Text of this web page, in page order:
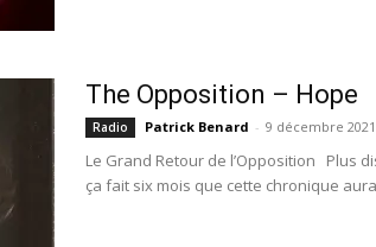
The Opposition – Hope
Radio Patrick Benard - 9 décembre 2021
Le Grand Retour de l’Opposition Plus
ça fait six mois que cette chronique